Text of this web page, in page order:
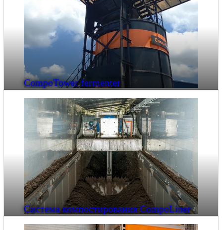
CompoTower fermenter
Система компостирования CompoLiner